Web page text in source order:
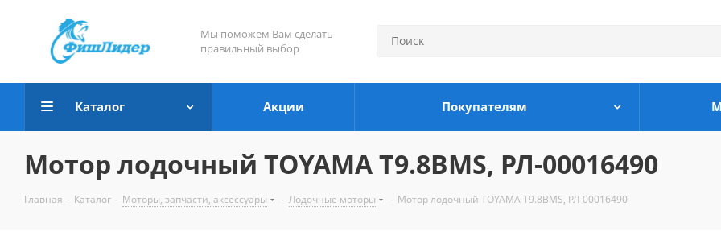
Мы поможем Вам сделать
правильный выбор
Каталог Акции Покупателям
Мотор лодочный TOYAMA T9.8BMS, РЛ-00016490
Главная - Каталог - Моторы, запчасти, аксессуары - Лодочные моторы - Мотор лодочный TOYAMA T9.8BMS, РЛ-00016490